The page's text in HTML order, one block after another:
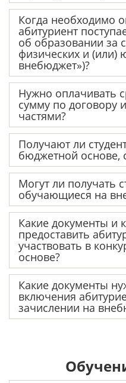
Когда необходимо
абитуриент
об образовании за
физических и (или)
внебюджет»)?
Нужно оплачивать
сумму по договору
частями?
Получают ли
бюджетной основе,
Могут ли получать
обучающиеся на
Какие документы и
предоставить
участвовать в
основе?
Какие документы
включения
зачислении на